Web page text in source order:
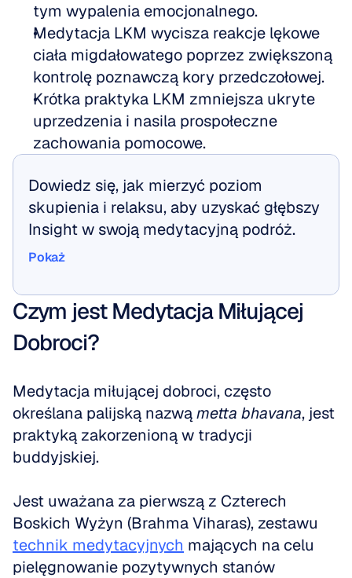
tym wypalenia emocjonalnego.
Medytacja LKM wycisza reakcje lękowe
ciała migdałowatego poprzez zwiększoną
kontrolę poznawczą kory przedczołowej.
Krótka praktyka LKM zmniejsza ukryte
uprzedzenia i nasila prospołeczne
zachowania pomocowe.
Dowiedz się, jak mierzyć poziom
skupienia i relaksu, aby uzyskać głębszy
Insight w swoją medytacyjną podróż.
Pokaż
Czym jest Medytacja Miłującej
Dobroci?
Medytacja miłującej dobroci, często
określana palijską nazwą metta bhavana, jest
praktyką zakorzenioną w tradycji
buddyjskiej.
Jest uważana za pierwszą z Czterech
technik medytacyjnych mających na celu
pielęgnowanie pozytywnych stanów